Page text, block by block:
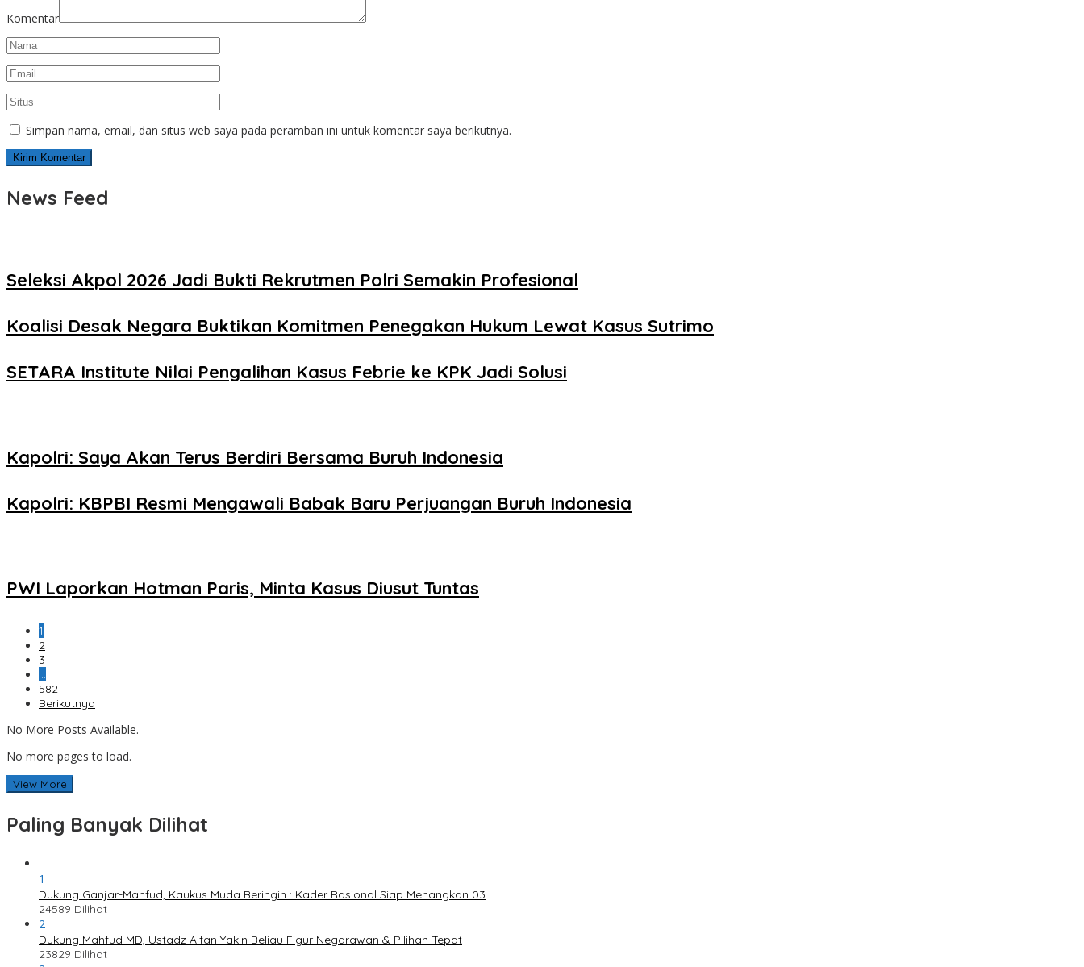
Komentar
Simpan nama, email, dan situs web saya pada peramban ini untuk komentar saya berikutnya.
News Feed
Seleksi Akpol 2026 Jadi Bukti Rekrutmen Polri Semakin Profesional
Koalisi Desak Negara Buktikan Komitmen Penegakan Hukum Lewat Kasus Sutrimo
SETARA Institute Nilai Pengalihan Kasus Febrie ke KPK Jadi Solusi
Kapolri: Saya Akan Terus Berdiri Bersama Buruh Indonesia
Kapolri: KBPBI Resmi Mengawali Babak Baru Perjuangan Buruh Indonesia
PWI Laporkan Hotman Paris, Minta Kasus Diusut Tuntas
1
2
3
582
Berikutnya
No More Posts Available.
No more pages to load.
View More
Paling Banyak Dilihat
1
Dukung Ganjar-Mahfud, Kaukus Muda Beringin : Kader Rasional Siap Menangkan 03
24589 Dilihat
2
Dukung Mahfud MD, Ustadz Alfan Yakin Beliau Figur Negarawan & Pilihan Tepat
23829 Dilihat